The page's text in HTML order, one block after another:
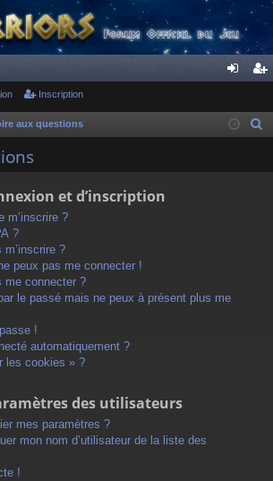
ne cri
Inscription
aux questions
et d’inscription
m’inscrire ?
?
m’inscrire ?
peux pas me connecter !
me connecter ?
le passé mais ne peux à présent plus me
!
automatiquement ?
les cookies » ?
des utilisateurs
mes paramètres ?
mon nom d’utilisateur de la liste des
!